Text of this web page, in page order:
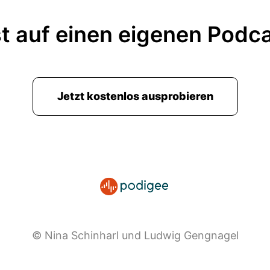
auf einen eigenen
Jetzt kostenlos ausprobieren
© Nina Schinharl und Ludwig Gengnagel